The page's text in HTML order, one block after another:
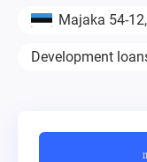
Majaka 54-
Development